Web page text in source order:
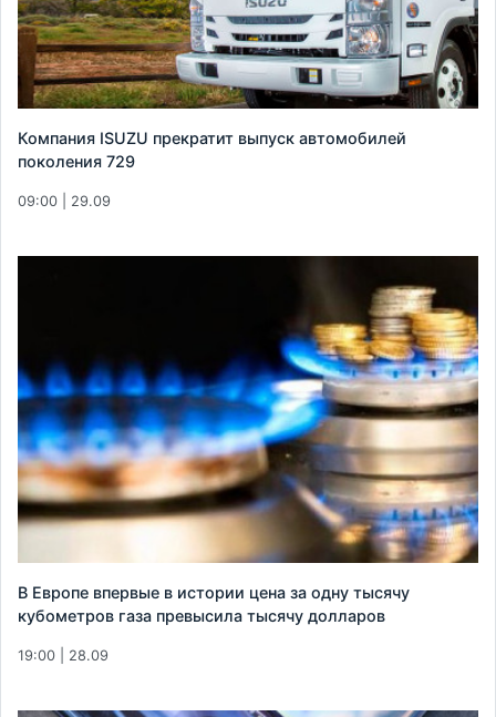
Компания ISUZU прекратит выпуск автомобилей
поколения 729
09:00 | 29.09
В Европе впервые в истории цена за одну тысячу
кубометров газа превысила тысячу долларов
19:00 | 28.09